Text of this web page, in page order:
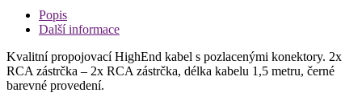
Popis
Další informace
Kvalitní propojovací HighEnd kabel s pozlacenými konektory. 2x
RCA zástrčka – 2x RCA zástrčka, délka kabelu 1,5 metru, černé
barevné provedení.